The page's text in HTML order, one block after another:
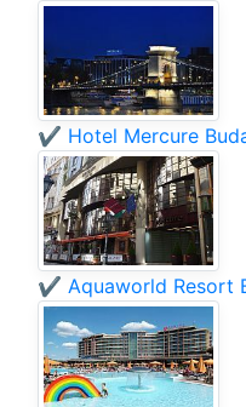
✔️ Hotel Mercure
✔️ Aquaworld Resort